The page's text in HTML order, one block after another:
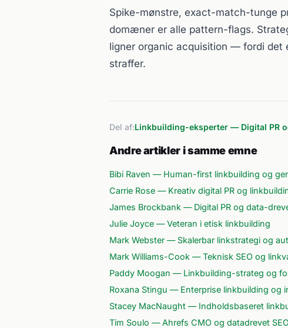
Spike-mønstre, exact-match-tunge
domæner er alle pattern-flags.
ligner organic acquisition — fordi det
straffer.
Del af:Linkbuilding-eksperter — Digital PR
Andre artikler i samme emne
Bibi Raven — Human-first linkbuilding og
Carrie Rose — Kreativ digital PR og
James Brockbank — Digital PR og data-
Julie Joyce — Veteran i etisk linkbuilding
Mark Webster — Skalerbar linkstrategi og
Mark Williams-Cook — Teknisk SEO og
Paddy Moogan — Linkbuilding-strateg og
Roxana Stingu — Enterprise linkbuilding og
Stacey MacNaught — Indholdsbaseret
Tim Soulo — Ahrefs CMO og datadrevet